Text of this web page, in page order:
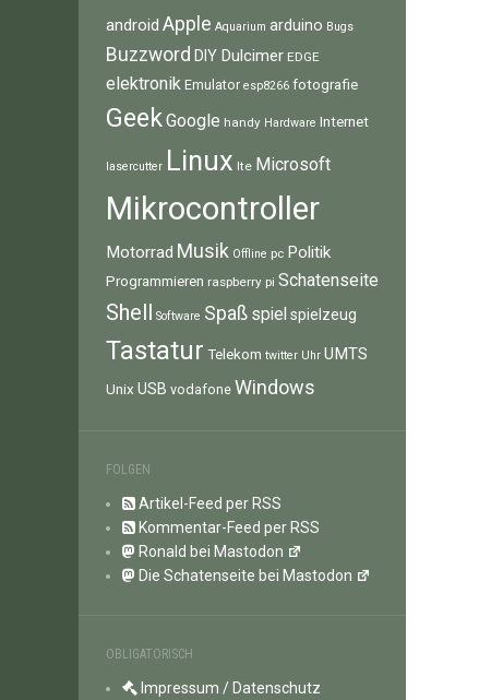
android Apple Aquarium arduino Bugs
Buzzword DIY Dulcimer EDGE
elektronik Emulator esp8266 fotografie
GeekGoogle handy Hardware Internet
lasercutter Linux lte Microsoft
Mikrocontroller
Motorrad Musik Offline pc Politik
Programmieren raspberry pi Schatenseite
Shell Software Spaß spiel spielzeug
Tastatur Telekom twitter Uhr UMTS
Unix USB vodafone Windows
FOLGEN
Artikel-Feed per RSS
Kommentar-Feed per RSS
Ronald bei Mastodon
Die Schatenseite bei Mastodon
OBLIGATORISCH
Impressum / Datenschutz